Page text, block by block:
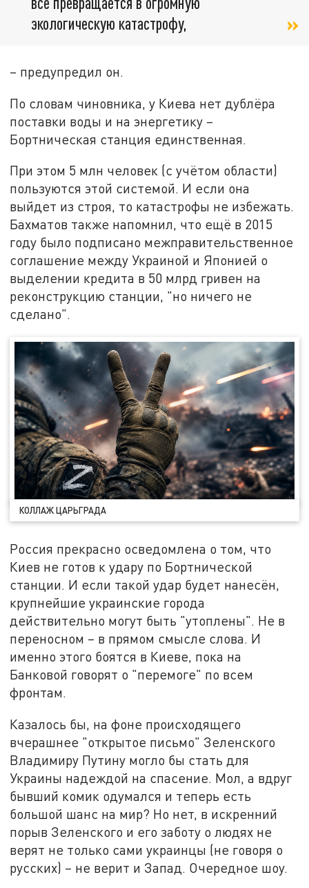
экологическую катастрофу,
– предупредил он.
По словам чиновника, у Киева нет дублёра
поставки воды и на энергетику –
Бортническая станция единственная.
При этом 5 млн человек (с учётом области)
пользуются этой системой. И если она
выйдет из строя, то катастрофы не избежать.
Бахматов также напомнил, что ещё в 2015
году было подписано межправительственное
соглашение между Украиной и Японией о
выделении кредита в 50 млрд гривен на
реконструкцию станции, "но ничего не
сделано".
КОЛЛАЖ ЦАРЬГРАДА
Россия прекрасно осведомлена о том, что
Киев не готов к удару по Бортнической
станции. И если такой удар будет нанесён,
крупнейшие украинские города
действительно могут быть "утоплены". Не в
переносном – в прямом смысле слова. И
именно этого боятся в Киеве, пока на
Банковой говорят о "перемоге" по всем
фронтам.
Казалось бы, на фоне происходящего
вчерашнее "открытое письмо" Зеленского
Владимиру Путину могло бы стать для
Украины надеждой на спасение. Мол, а вдруг
бывший комик одумался и теперь есть
большой шанс на мир? Но нет, в искренний
порыв Зеленского и его заботу о людях не
верят не только сами украинцы (не говоря о
русских) – не верит и Запад. Очередное шоу.